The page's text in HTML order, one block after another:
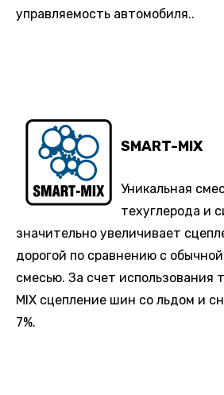
управляемость автомобиля..
SMART-MIX
Уникальная
техуглерода и
значительно увеличивает
дорогой по сравнению с
смесью. За счет использования
MIX сцепление шин со льдом и
7%.